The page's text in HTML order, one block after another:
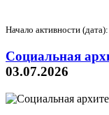
Начало активности
Социальная
03.07.2026